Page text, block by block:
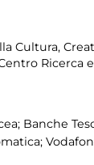
Cultura,
Banche